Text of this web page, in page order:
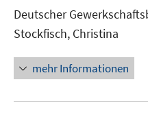
Deutscher
Stockfisch, Christina
mehr Informationen